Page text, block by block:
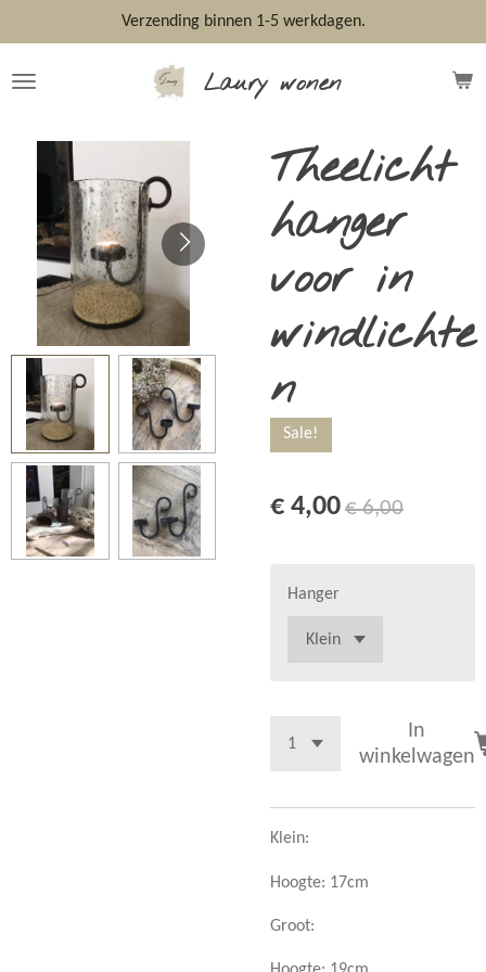
direct
naar
Laury wonen
Verzending binnen 1-5 werkdagen.
Theelicht
hanger
voor in
windlichte
n
Sale!
€ 4,00 € 6,00
Hanger
In
winkelwagen
Klein:
Hoogte: 17cm
Groot: